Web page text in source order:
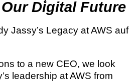
Digital Future
Jassy’s Legacy at AWS auf
to a new CEO, we look
leadership at AWS from